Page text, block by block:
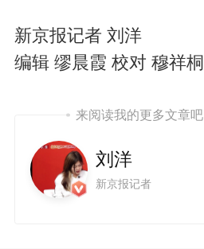
新京报记者 刘洋
编辑 缪晨霞 校对 穆祥桐
来阅读我的更多文章吧
刘洋
新京报记者